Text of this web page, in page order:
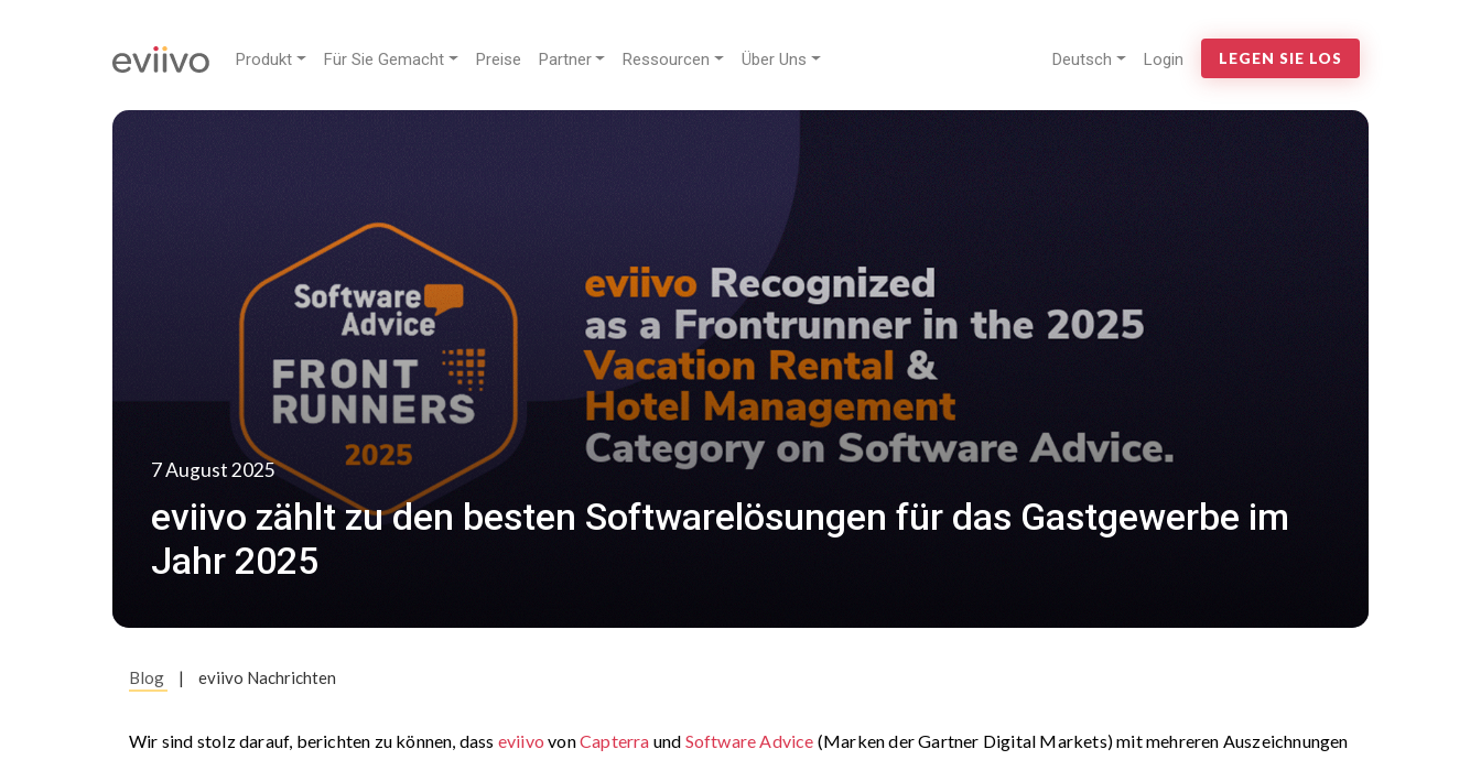
Produkt Für Sie Gemacht Preise Partner Ressourcen Über Uns Deutsch Login LEGEN SIE LOS
7 August 2025
eviivo zählt zu den besten Softwarelösungen für das Gastgewerbe im
Jahr 2025
Blog | eviivo Nachrichten
Wir sind stolz darauf, berichten zu können, dass eviivo vonCapterra und Software Advice (Marken der Gartner Digital Markets) mit mehreren Auszeichnungen